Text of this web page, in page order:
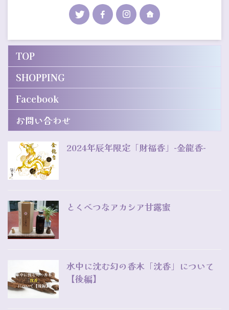
TOP
SHOPPING
Facebook
お問い合わせ
2024年辰年限定「財福香」-金龍香-
とくべつなアカシア甘露蜜
水中に沈む幻の香木「沈香」について
【後編】